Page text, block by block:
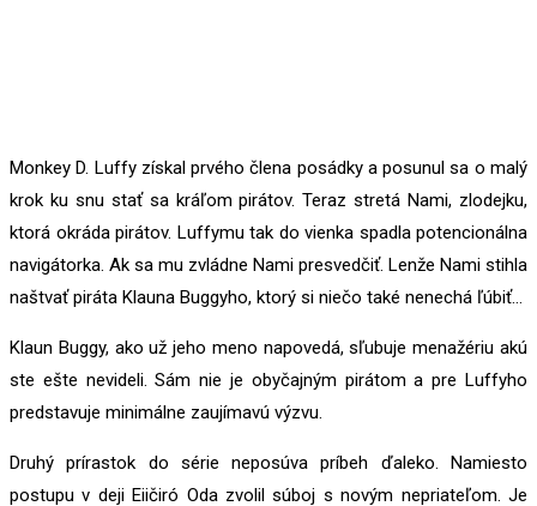
Monkey D. Luffy získal prvého člena posádky a posunul sa o malý
krok ku snu stať sa kráľom pirátov. Teraz stretá Nami, zlodejku,
ktorá okráda pirátov. Luffymu tak do vienka spadla potencionálna
navigátorka. Ak sa mu zvládne Nami presvedčiť. Lenže Nami stihla
naštvať piráta Klauna Buggyho, ktorý si niečo také nenechá ľúbiť…
Klaun Buggy, ako už jeho meno napovedá, sľubuje menažériu akú
ste ešte nevideli. Sám nie je obyčajným pirátom a pre Luffyho
predstavuje minimálne zaujímavú výzvu.
Druhý prírastok do série neposúva príbeh ďaleko. Namiesto
postupu v deji Eiičiró Oda zvolil súboj s novým nepriateľom. Je